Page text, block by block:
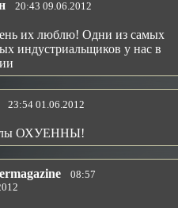
20:43 09.06.2012
их люблю! Одни из самых
индустриальщиков у нас в
23:54 01.06.2012
ОХУЕННЫ!
08:57